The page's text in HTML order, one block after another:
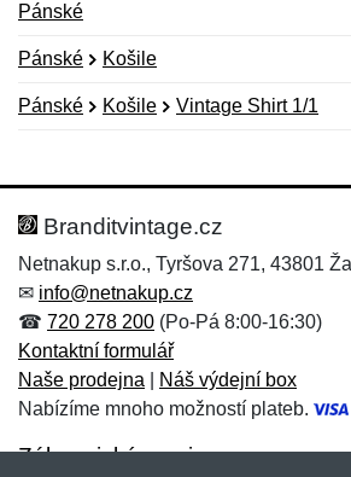
Pánské
Pánské Košile
Pánské Košile Vintage Shirt 1/1
Hodnocení:
Jméno: *
Jméno:
E-mail:*
Branditvintage.cz
Netnakup s.r.o., Tyršova 271, 43801
✉ info@netnakup.cz
☎ 720 278 200 (Po-Pá 8:00-16:30)
Kontaktní formulář
Naše prodejna
Náš výdejní box
Nabízíme mnoho možností plateb.
Zákaznický servis